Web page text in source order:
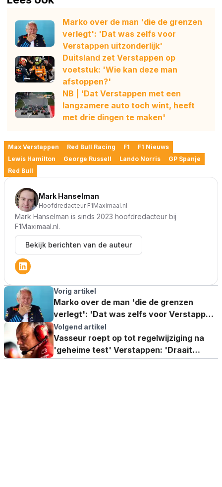
Marko over de man 'die de grenzen
verlegt': 'Dat was zelfs voor
Verstappen uitzonderlijk'
Duitsland zet Verstappen op
voetstuk: 'Wie kan deze man
afstoppen?'
NB | 'Dat Verstappen met een
langzamere auto toch wint, heeft
met drie dingen te maken'
Max Verstappen Red Bull Racing F1
F1 Nieuws
Lewis Hamilton
George Russell Lando Norris
GP Spanje
Red Bull
Mark Hanselman
Hoofdredacteur F1Maximaal.nl
Mark Hanselman is sinds 2023 hoofdredacteur bij
F1Maximaal.nl.
Bekijk berichten van de auteur
Vorig artikel
Marko over de man 'die de grenzen
verlegt': 'Dat was zelfs voor Verstappen
uitzonderlijk'
Volgend artikel
Vasseur roept op tot regelwijziging na
'geheime test' Verstappen: 'Draait
duidelijk om ontwikkeling'